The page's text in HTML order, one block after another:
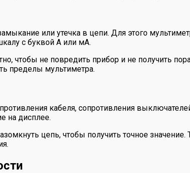
или утечка в цепи. Для этого
с буквой A или мА.
чтобы не повредить прибор и не получить
пределы мультиметра.
кабеля, сопротивления
на дисплее.
цепь, чтобы получить точное значение.